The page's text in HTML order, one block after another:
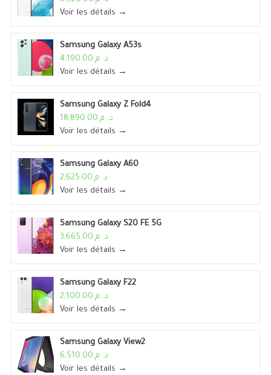
Voir les détails →
Samsung Galaxy A53s
د. م.4,190.00
Voir les détails →
Samsung Galaxy Z Fold4
د. م.18,890.00
Voir les détails →
Samsung Galaxy A60
د. م.2,625.00
Voir les détails →
Samsung Galaxy S20 FE 5G
د. م.3,665.00
Voir les détails →
Samsung Galaxy F22
د. م.2,100.00
Voir les détails →
Samsung Galaxy View2
د. م.6,510.00
Voir les détails →